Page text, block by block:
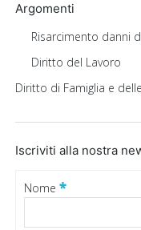
Argomenti
Risarcimento danni
Diritto del Lavoro
Diritto di Famiglia e
Iscriviti alla nostra
Nome*